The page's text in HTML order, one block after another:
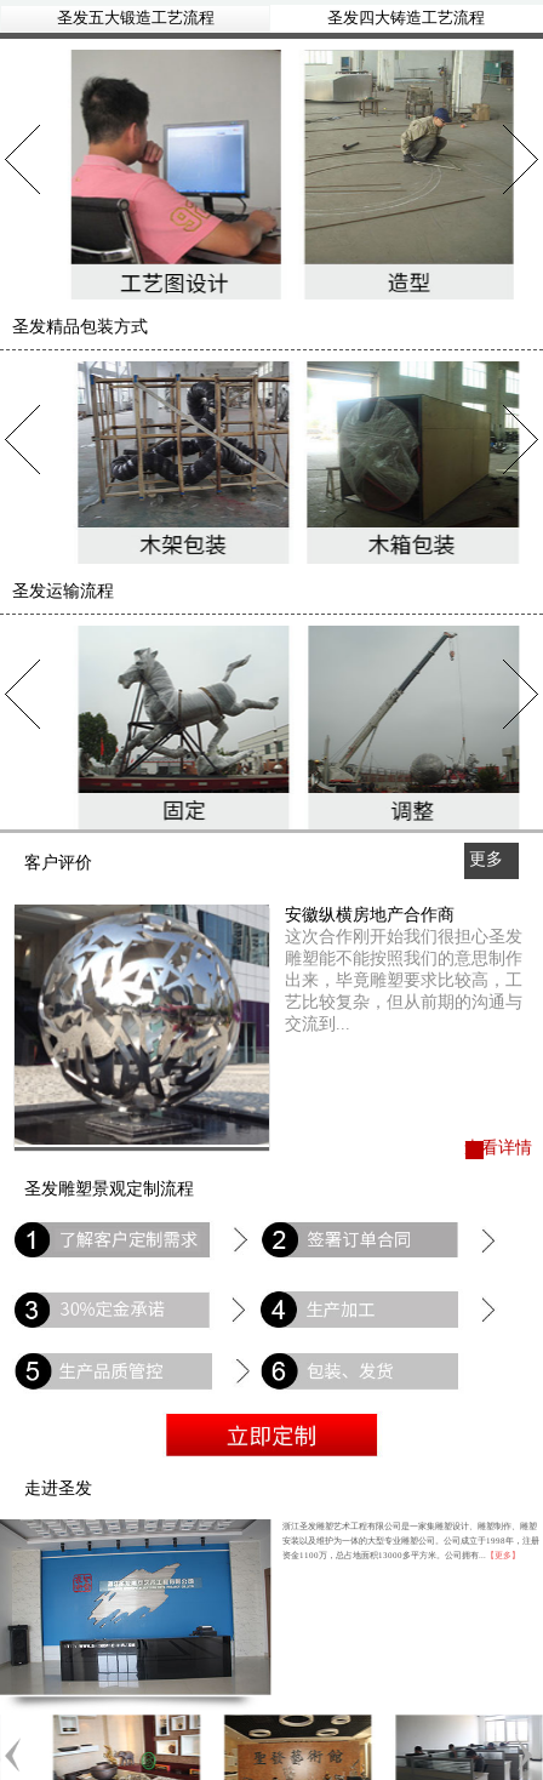
圣发五大锻造工艺流程 圣发四大铸造工艺流程
圣发精品包装方式
圣发运输流程
客户评价
更多
查看详情
安徽纵横房地产合作商
这次合作刚开始我们很担心圣发
雕塑能不能按照我们的意思制作
出来，毕竟雕塑要求比较高，工
艺比较复杂，但从前期的沟通与
交流到...
圣发雕塑景观定制流程
走进圣发
浙江圣发雕塑艺术工程有限公司是一家集雕塑设计、雕塑制作、雕塑
安装以及维护为一体的大型专业雕塑公司。公司成立于1998年，注册
资金1100万，总占地面积13000多平方米。公司拥有...
【更多】